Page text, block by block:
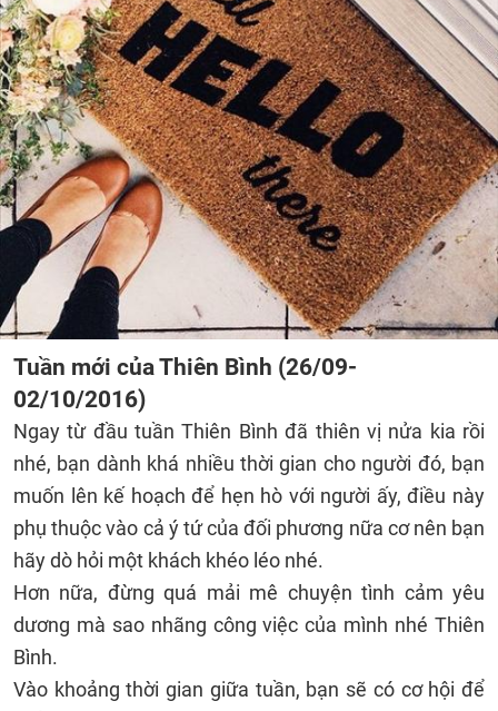
Tuần mới của Thiên Bình (26/09-
02/10/2016)
Ngay từ đầu tuần Thiên Bình đã thiên vị nửa kia rồi
nhé, bạn dành khá nhiều thời gian cho người đó, bạn
muốn lên kế hoạch để hẹn hò với người ấy, điều này
phụ thuộc vào cả ý tứ của đối phương nữa cơ nên bạn
hãy dò hỏi một khách khéo léo nhé.
Hơn nữa, đừng quá mải mê chuyện tình cảm yêu
dương mà sao nhãng công việc của mình nhé Thiên
Bình.
Vào khoảng thời gian giữa tuần, bạn sẽ có cơ hội để